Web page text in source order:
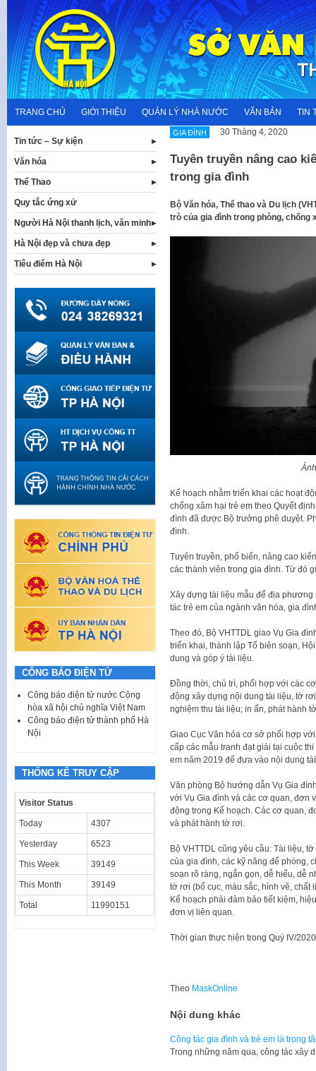
content
TRANG CHỦ GIỚI THIỆU QUẢN LÝ NHÀ NƯỚC VĂN BẢN TIN
GIA ĐÌNH 30 Tháng 4, 2020
Tuyên truyền nâng cao
trong gia đình
Bộ Văn hóa, Thể thao và Du lịch
trò của gia đình trong phòng, chống
Kế hoạch nhằm triển khai các hoạt
chống xâm hại trẻ em theo Quyết
đình đã được Bộ trưởng phê duyệt.
đình.
Tuyên truyền, phổ biến, nâng cao
các thành viên trong gia đình. Từ đó
Xây dựng tài liệu mẫu để địa
tác trẻ em của ngành văn hóa, gia
Theo đó, Bộ VHTTDL giao Vụ Gia
triển khai, thành lập Tổ biên soạn,
dung và góp ý tài liệu.
Đồng thời, chủ trì, phối hợp với các
động xây dựng nội dung tài liệu, tờ
nghiệm thu tài liệu; in ấn, phát hành
Giao Cục Văn hóa cơ sở phối hợp
cấp các mẫu tranh đạt giải tại cuộc
em năm 2019 để đưa vào nội dung
Văn phòng Bộ hướng dẫn Vụ Gia
với Vụ Gia đình và các cơ quan, đơn
động trong Kế hoạch. Các cơ quan,
và phát hành tờ rơi.
Bộ VHTTDL cũng yêu cầu: Tài liệu,
của gia đình, các kỹ năng để phòng,
soạn rõ ràng, ngắn gọn, dễ hiểu, dễ
tờ rơi (bố cục, màu sắc, hình vẽ,
Kế hoạch phải đảm bảo tiết kiệm,
đơn vị liên quan.
Thời gian thực hiện trong Quý IV/
Theo MaskOnline
Nội dung khác
Công tác gia đình và trẻ em là trọng
Trong những năm qua, công tác xây
Tin tức – Sự kiện
Văn hóa
Thể Thao
Quy tắc ứng xử
Người Hà Nội thanh lịch, văn minh
Hà Nội đẹp và chưa đẹp
Tiêu điểm Hà Nội
CÔNG BÁO ĐIỆN TỬ
Công báo điện tử nước Cộng
hòa xã hội chủ nghĩa Việt Nam
Công báo điện tử thành phố Hà
Nội
THỐNG KÊ TRUY CẬP
Visitor Status
Today 4307
Yesterday 6523
This Week 39149
This Month 39149
Total 11990151